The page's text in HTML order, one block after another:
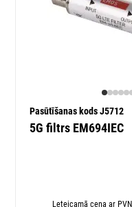
Pasūtīšanas kods J5712
5G filtrs EM694IEC
Leteicamā cena ar PVN